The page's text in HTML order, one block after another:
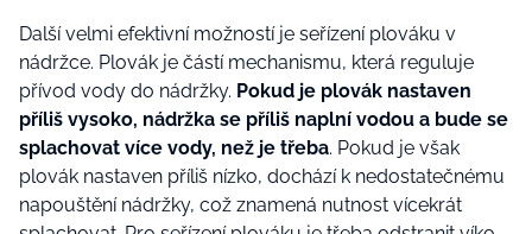
Další velmi efektivní možností je seřízení plováku v
nádržce. Plovák je částí mechanismu, která reguluje
přívod vody do nádržky. Pokud je plovák nastaven
příliš vysoko, nádržka se příliš naplní vodou a bude se
splachovat více vody, než je třeba. Pokud je však
plovák nastaven příliš nízko, dochází k nedostatečnému
napouštění nádržky, což znamená nutnost vícekrát